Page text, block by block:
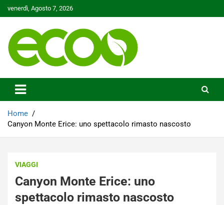
to
venerdì, Agosto 7, 2026
Ecoo.it
Home
Canyon Monte Erice: uno spettacolo rimasto nascosto
VIAGGI
Canyon Monte Erice: uno
spettacolo rimasto nascosto